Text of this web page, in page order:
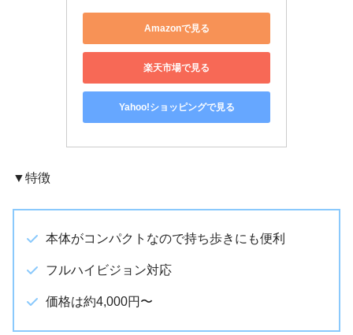
Amazonで見る
楽天市場で見る
Yahoo!ショッピングで見る
▼特徴
本体がコンパクトなので持ち歩きにも便利
フルハイビジョン対応
価格は約4,000円〜